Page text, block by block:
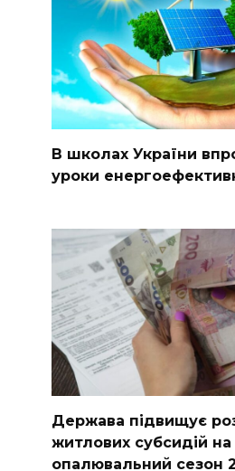
В школах України
уроки
Держава підвищує
житлових субсидій на
опалювальний сезон